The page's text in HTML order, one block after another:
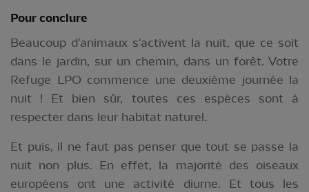
Pour conclure
Beaucoup d'animaux s'activent la nuit, que ce soit
dans le jardin, sur un chemin, dans un forêt. Votre
Refuge LPO commence une deuxième journée la
nuit ! Et bien sûr, toutes ces espèces sont à
respecter dans leur habitat naturel.
Et puis, il ne faut pas penser que tout se passe la
nuit non plus. En effet, la majorité des oiseaux
européens ont une activité diurne. Et tous les